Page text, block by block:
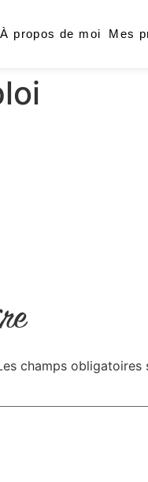
À propos de moi Mes
champs obligatoires